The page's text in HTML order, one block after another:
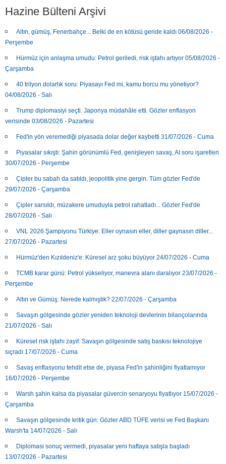
Hazine Bülteni Arşivi
Altın, gümüş, Fenerbahçe... Belki de en kötüsü geride kaldı 06/08/2026 -
Perşembe
Hürmüz için anlaşma umudu: Petrol geriledi, risk iştahı artıyor 05/08/2026 -
Çarşamba
40 trilyon dolarlık soru: Piyasayı Fed mi, kamu borcu mu yönetiyor?
04/08/2026 - Salı
Trump diplomasiyi seçti. Japonya müdahâle etti. Gözler enflasyon
verisinde 03/08/2026 - Pazartesi
Fed'in yön veremediği piyasada dolar değer kaybetti 31/07/2026 - Cuma
Piyasalar sıkıştı: Şahin görünümlü Fed, genişleyen savaş, AI soru işaretleri
30/07/2026 - Perşembe
Çipler bu sabah da satıldı, jeopolitik yine gergin. Tüm gözler Fed'de
29/07/2026 - Çarşamba
Çipler sarsıldı, müzakere umuduyla petrol rahatladı... Gözler Fed'de
28/07/2026 - Salı
VNL 2026 Şampiyonu Türkiye: Eller oynasın eller, diller gaynasın diller...
27/07/2026 - Pazartesi
Hürmüz'den Kızıldeniz'e: Küresel arz şoku büyüyor 24/07/2026 - Cuma
TCMB karar günü: Petrol yükseliyor, manevra alanı daralıyor 23/07/2026 -
Perşembe
Altın ve Gümüş: Nerede kalmıştık? 22/07/2026 - Çarşamba
Savaşın gölgesinde gözler yeniden teknoloji devlerinin bilançolarında
21/07/2026 - Salı
Küresel risk iştahı zayıf. Savaşın gölgesinde satış baskısı teknolojiye
sıçradı 17/07/2026 - Cuma
Savaş enflasyonu tehdit etse de, piyasa Fed'in şahinliğini fiyatlamıyor
16/07/2026 - Perşembe
Warsh şahin kalsa da piyasalar güvercin senaryoyu fiyatlıyor 15/07/2026 -
Çarşamba
Savaşın gölgesinde kritik gün: Gözler ABD TÜFE verisi ve Fed Başkanı
Warsh'ta 14/07/2026 - Salı
Diplomasi sonuç vermedi, piyasalar yeni haftaya satışla başladı
13/07/2026 - Pazartesi